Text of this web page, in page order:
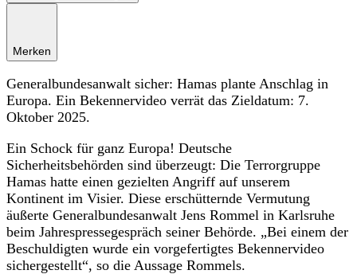
Merken
Generalbundesanwalt sicher: Hamas plante Anschlag in
Europa. Ein Bekennervideo verrät das Zieldatum: 7.
Oktober 2025.
Ein Schock für ganz Europa! Deutsche
Sicherheitsbehörden sind überzeugt: Die Terrorgruppe
Hamas hatte einen gezielten Angriff auf unserem
Kontinent im Visier. Diese erschütternde Vermutung
äußerte Generalbundesanwalt Jens Rommel in Karlsruhe
beim Jahrespressegespräch seiner Behörde. „Bei einem der
Beschuldigten wurde ein vorgefertigtes Bekennervideo
sichergestellt“, so die Aussage Rommels.